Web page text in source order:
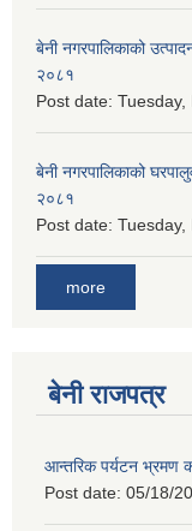
बेनी नगरपालिकाको
२०८१
Post date:
बेनी नगरपालिकाको
२०८१
Post date:
more
बेनी राजपत्र
आन्तरिक पर्यटन भ्रमण
Post date: 05/18/